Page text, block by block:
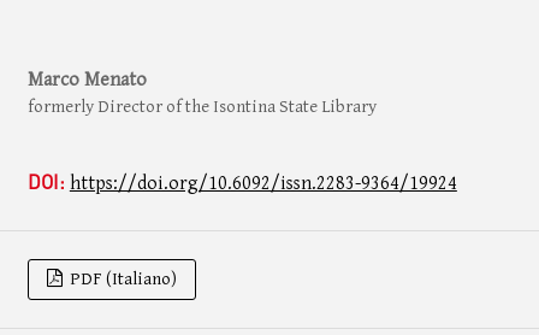
Marco Menato
formerly Director of the Isontina State Library
DOI: https://doi.org/10.6092/issn.2283-9364/19924
PDF (Italiano)